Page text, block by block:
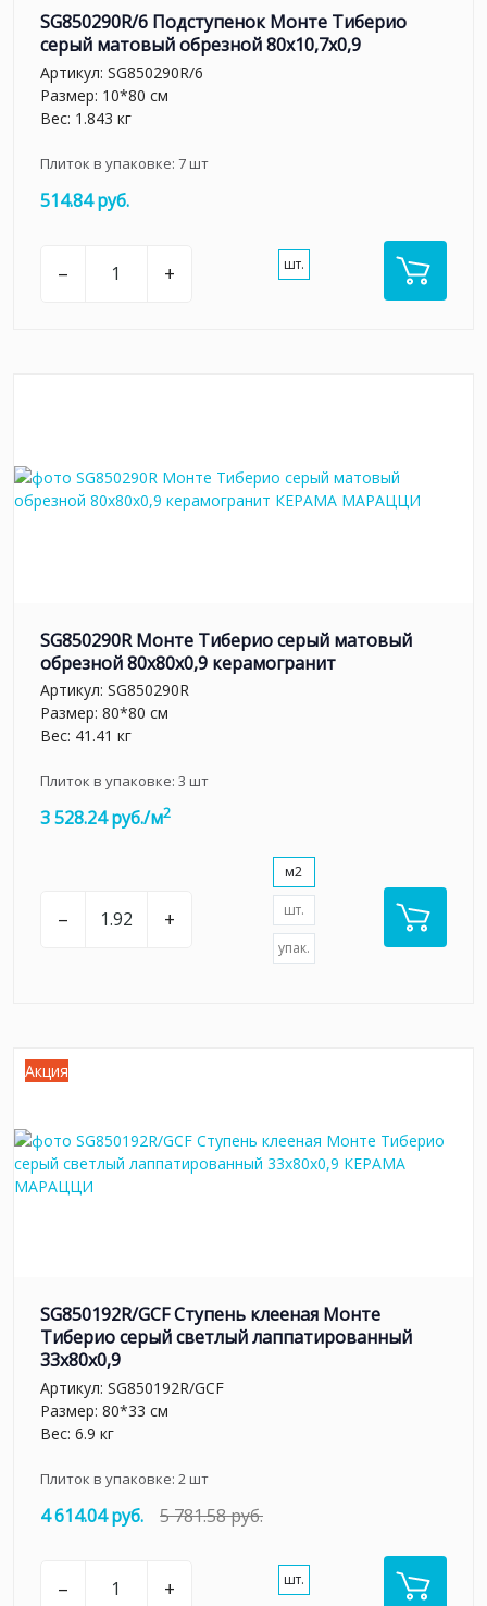
SG850290R/6 Подступенок Монте Тиберио
серый матовый обрезной 80x10,7x0,9
Артикул: SG850290R/6
Размер: 10*80 см
Вес: 1.843 кг
Плиток в упаковке: 7шт
514.84 руб.
– + шт.
SG850290R Монте Тиберио серый матовый
обрезной 80x80x0,9 керамогранит
Артикул: SG850290R
Размер: 80*80 см
Вес: 41.41 кг
Плиток в упаковке: 3 шт
3 528.24 руб./м2
– +
м2
шт.
упак.
Акция
SG850192R/GCF Ступень клееная Монте
Тиберио серый светлый лаппатированный
33x80x0,9
Артикул: SG850192R/GCF
Размер: 80*33 см
Вес: 6.9 кг
Плиток в упаковке: 2шт
4 614.04 руб. 5 781.58 руб.
– + шт.